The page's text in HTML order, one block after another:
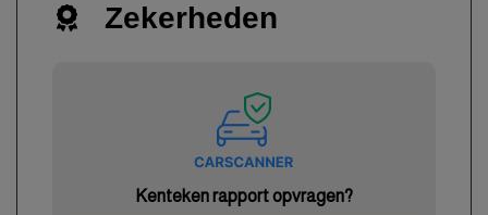
Zekerheden
Kenteken rapport opvragen?